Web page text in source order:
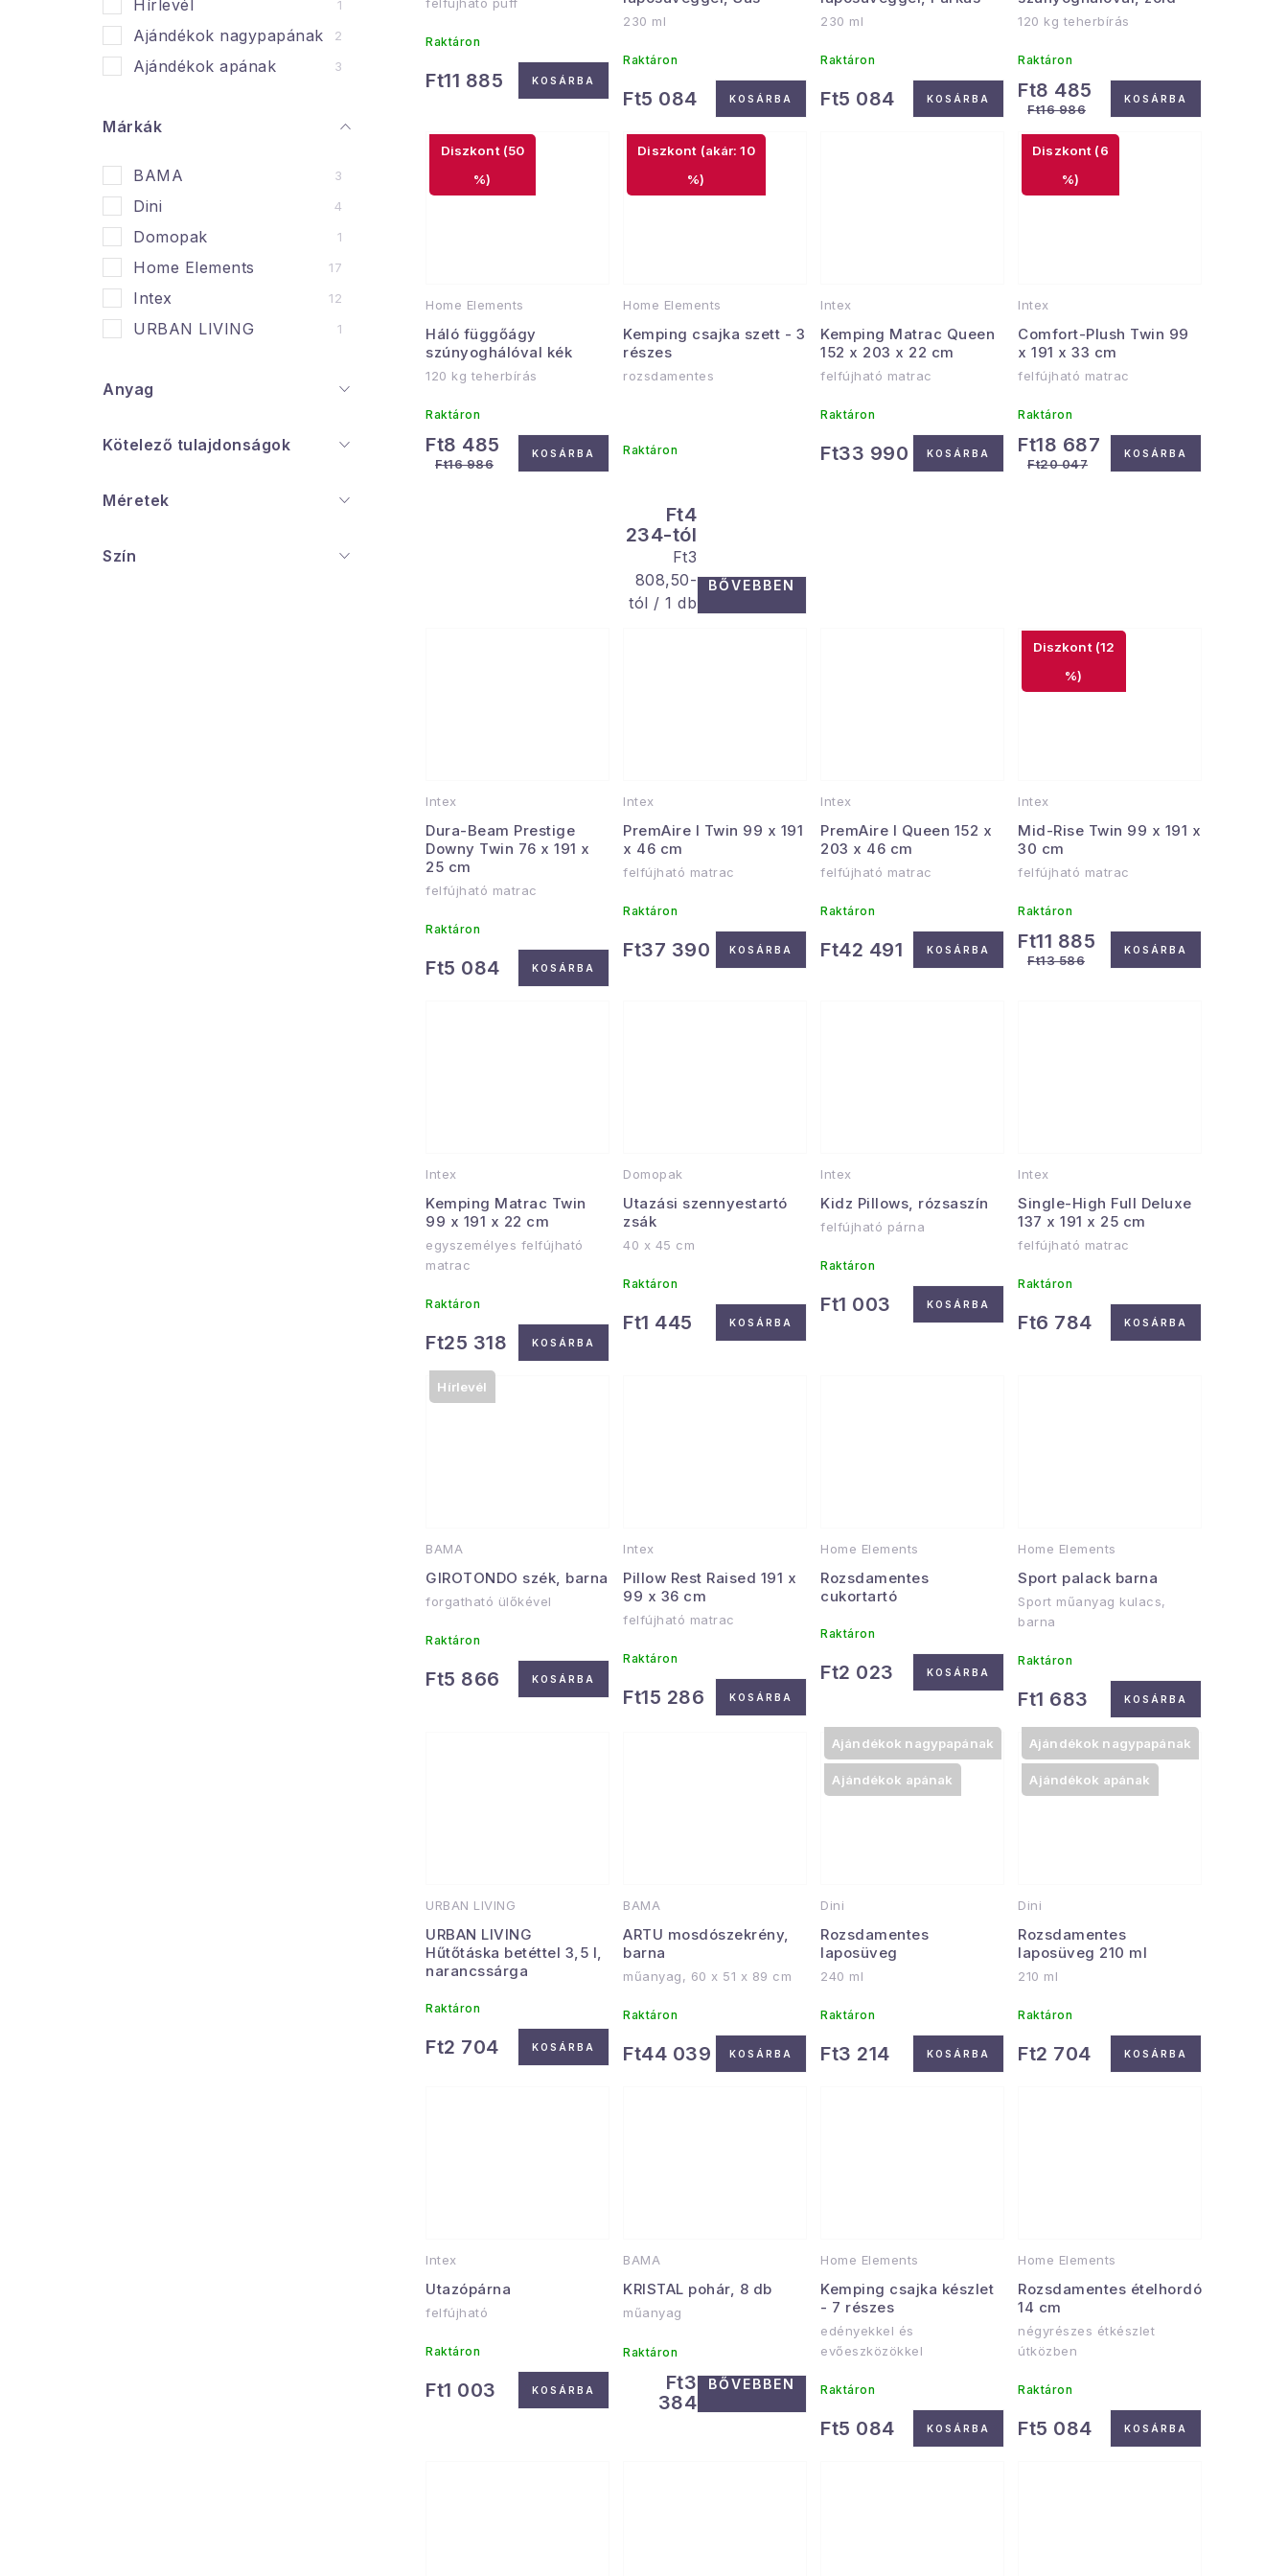
Hírlevél 1
Ajándékok nagypapának 2
Ajándékok apának 3
Márkák
BAMA 3
Dini 4
Domopak 1
Home Elements 17
Intex 12
URBAN LIVING 1
Anyag
Kötelező tulajdonságok
Méretek
Szín
e
n
k
t
a
Raktáron
Ft11 885 KOSÁRBA
230 ml
Raktáron
Ft5 084 KOSÁRBA
230 ml
Raktáron
Ft5 084 KOSÁRBA
120 kg teherbírás
Raktáron
Ft8 485
Ft16 986
KOSÁRBA
Home Elements
Háló függőágy
szúnyoghálóval kék
(50
%)
120 kg teherbírás
Raktáron
Ft8 485
Ft16 986
KOSÁRBA
Home Elements
Kemping csajka szett - 3
részes
(akár: 10
%)
rozsdamentes
Raktáron
Ft4
234-tól
Egységár:
Ft3
808,50-
tól / 1 db
BŐVEBBEN
Intex
Kemping Matrac Queen
152 x 203 x 22 cm
felfújható matrac
Raktáron
Ft33 990 KOSÁRBA
Intex
Comfort-Plush Twin 99
x 191 x 33 cm
(6
%)
felfújható matrac
Raktáron
Ft18 687
Ft20 047
KOSÁRBA
Intex
Dura-Beam Prestige
Downy Twin 76 x 191 x
25 cm
felfújható matrac
Raktáron
Ft5 084 KOSÁRBA
Intex
PremAire I Twin 99 x 191
x 46 cm
felfújható matrac
Raktáron
Ft37 390 KOSÁRBA
Intex
PremAire I Queen 152 x
203 x 46 cm
felfújható matrac
Raktáron
Ft42 491 KOSÁRBA
Intex
Mid-Rise Twin 99 x 191 x
30 cm
(12
%)
felfújható matrac
Raktáron
Ft11 885
Ft13 586
KOSÁRBA
Intex
Kemping Matrac Twin
99 x 191 x 22 cm
egyszemélyes felfújható
matrac
Raktáron
Ft25 318 KOSÁRBA
Domopak
Utazási szennyestartó
zsák
40 x 45 cm
Raktáron
Ft1 445 KOSÁRBA
Intex
Kidz Pillows, rózsaszín
felfújható párna
Raktáron
Ft1 003 KOSÁRBA
Intex
Single-High Full Deluxe
137 x 191 x 25 cm
felfújható matrac
Raktáron
Ft6 784 KOSÁRBA
BAMA
GIROTONDO szék, barna
Hírlevél
forgatható ülőkével
Raktáron
Ft5 866 KOSÁRBA
Intex
Pillow Rest Raised 191 x
99 x 36 cm
felfújható matrac
Raktáron
Ft15 286 KOSÁRBA
Home Elements
Rozsdamentes
cukortartó
Raktáron
Ft2 023 KOSÁRBA
Home Elements
Sport palack barna
Sport műanyag kulacs,
barna
Raktáron
Ft1 683 KOSÁRBA
URBAN LIVING
URBAN LIVING
Hűtőtáska betéttel 3,5 l,
narancssárga
Raktáron
Ft2 704 KOSÁRBA
BAMA
ARTU mosdószekrény,
barna
műanyag, 60 x 51 x 89 cm
Raktáron
Ft44 039 KOSÁRBA
Dini
Rozsdamentes
laposüveg
Ajándékok nagypapának
Ajándékok apának
240 ml
Raktáron
Ft3 214 KOSÁRBA
Dini
Rozsdamentes
laposüveg 210 ml
Ajándékok nagypapának
Ajándékok apának
210 ml
Raktáron
Ft2 704 KOSÁRBA
Intex
Utazópárna
felfújható
Raktáron
Ft1 003 KOSÁRBA
BAMA
KRISTAL pohár, 8 db
műanyag
Raktáron
Ft3
384
BŐVEBBEN
Home Elements
Kemping csajka készlet
- 7 részes
edényekkel és
evőeszközökkel
Raktáron
Ft5 084 KOSÁRBA
Home Elements
Rozsdamentes ételhordó
14 cm
négyrészes étkészlet
útközben
Raktáron
Ft5 084 KOSÁRBA